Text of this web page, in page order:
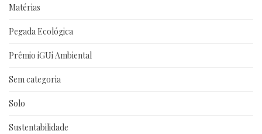
Matérias
Pegada Ecológica
Prêmio iGUi Ambiental
Sem categoria
Solo
Sustentabilidade